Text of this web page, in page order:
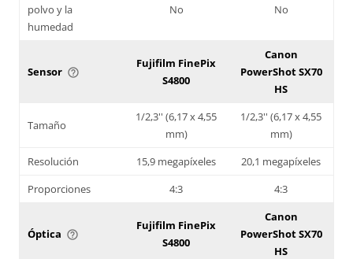
polvo y la
humedad
No No
Sensor help_outline
Fujifilm FinePix
S4800
Canon
PowerShot SX70
HS
Tamaño
1/2,3'' (6,17 x 4,55
mm)
1/2,3'' (6,17 x 4,55
mm)
Resolución
15,9 megapíxeles
20,1 megapíxeles
Proporciones
4:3 4:3
Óptica help_outline
Fujifilm FinePix
S4800
Canon
PowerShot SX70
HS